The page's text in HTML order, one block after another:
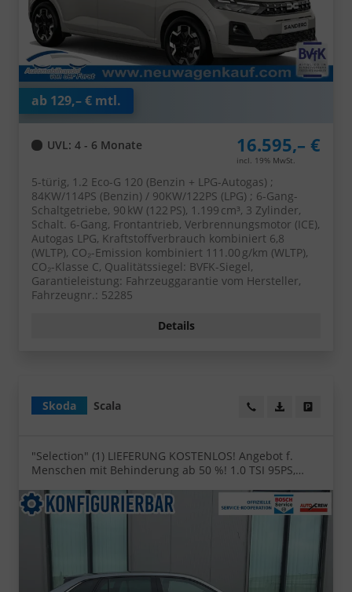
UVL : 4 - 6 Monate 16.595,– €
incl. 19% MwSt.
ab 129,– € mtl.
5-türig, 1.2 Eco-G 120 (Benzin + LPG-Autogas) ;
84KW/114PS (Benzin) / 90KW/122PS (LPG) ; 6-Gang-
Schaltgetriebe, 90 kW (122 PS), 1.199 cm³, 3 Zylinder,
Schalt. 6-Gang, Frontantrieb, Verbrennungsmotor (ICE),
Autogas LPG, Kraftstoffverbrauch kombiniert 6,8
(WLTP), CO₂-Emission kombiniert 111.00 g/km (WLTP),
CO₂-Klasse C, Qualitätssiegel: BVFK-Siegel,
Garantieleistung: Fahrzeuggarantie vom Hersteller,
Fahrzeugnr.: 52285
Details
Skoda Scala Wir rufen Sie an!
PDF-Datei,
"Selection" (1) LIEFERUNG KOSTENLOS! Angebot f.
Menschen mit Behinderung ab 50 %! 1.0 TSI 95PS,
Scheinwerfer, Tempomat, Virtual Cockpit, Radio 8",
Nebelscheinwerfer